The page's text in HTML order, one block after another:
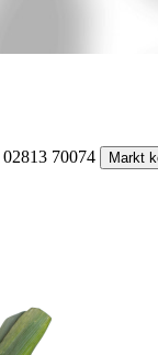
02813 70074 Markt